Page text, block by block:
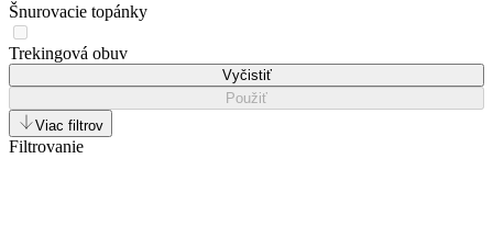
Šnurovacie topánky
Trekingová obuv
Vyčistiť
Použiť
Viac filtrov
Filtrovanie